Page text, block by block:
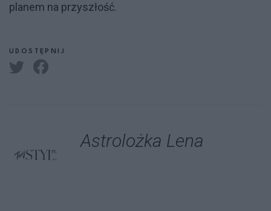
planem na przyszłość.
UDOSTĘPNIJ
Astrolożka Lena